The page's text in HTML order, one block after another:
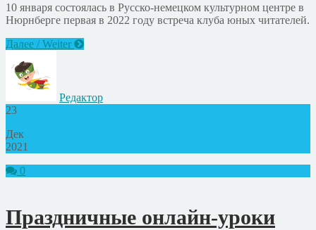
10 января состоялась в Русско-немецком культурном центре в
Нюрнберге первая в 2022 году встреча клуба юных читателей.
Далее / Weiter
Редактор
23
Дек
2021
0
Праздничные онлайн-уроки